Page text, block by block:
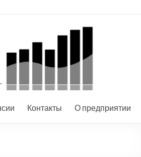
Контакты О предприятии